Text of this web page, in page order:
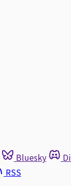
Bluesky
RSS